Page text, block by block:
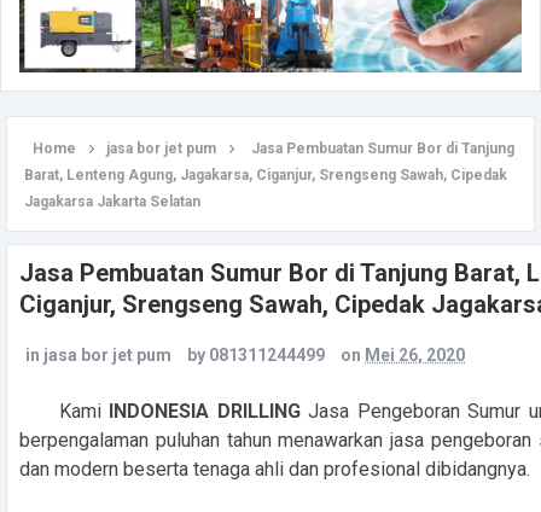
Home jasa bor jet pum
Jasa Pembuatan Sumur Bor di Tanjung
Barat, Lenteng Agung, Jagakarsa, Ciganjur, Srengseng Sawah, Cipedak
Jagakarsa Jakarta Selatan
Jasa Pembuatan Sumur Bor di Tanjung Barat,
Ciganjur, Srengseng Sawah, Cipedak
in jasa bor jet pum by 081311244499 on Mei 26, 2020
Kami INDONESIA DRILLINGJasa Pengeboran Sumur
berpengalaman puluhan tahun menawarkan jasa
dan modern beserta tenaga ahli dan profesional dibidangnya.